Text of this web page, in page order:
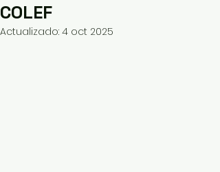
COLEF
Actualizado: 4 oct 2025